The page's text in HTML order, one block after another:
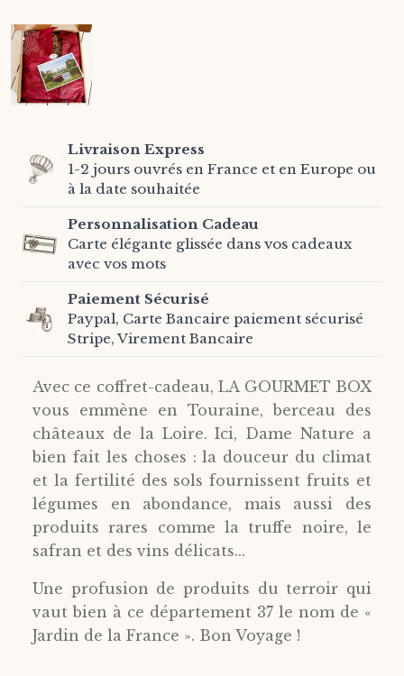
Livraison Express
1-2 jours ouvrés en France et en Europe ou
à la date souhaitée
Personnalisation Cadeau
Carte élégante glissée dans vos cadeaux
avec vos mots
Paiement Sécurisé
Paypal, Carte Bancaire paiement sécurisé
Stripe, Virement Bancaire
Avec ce coffret-cadeau, LA GOURMET BOX
vous emmène en Touraine, berceau des
châteaux de la Loire. Ici, Dame Nature a
bien fait les choses : la douceur du climat
et la fertilité des sols fournissent fruits et
légumes en abondance, mais aussi des
produits rares comme la truffe noire, le
safran et des vins délicats...
Une profusion de produits du terroir qui
vaut bien à ce département 37 le nom de «
Jardin de la France ». Bon Voyage !